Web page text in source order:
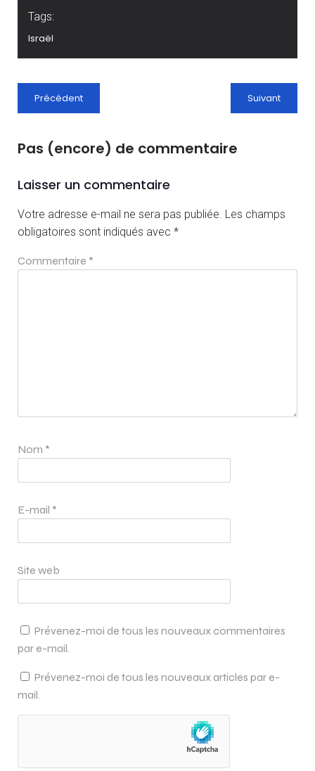
Tags:
Israël
Précédent Suivant
Pas (encore) de commentaire
Laisser un commentaire
Votre adresse e-mail ne sera pas publiée. Les champs
obligatoires sont indiqués avec *
Commentaire *
Nom *
E-mail *
Site web
Prévenez-moi de tous les nouveaux commentaires
par e-mail.
Prévenez-moi de tous les nouveaux articles par e-
mail.